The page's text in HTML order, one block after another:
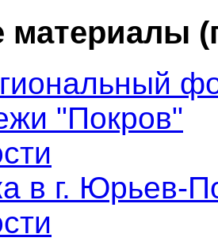
материалы
"Покров"
в г. Юрьев-